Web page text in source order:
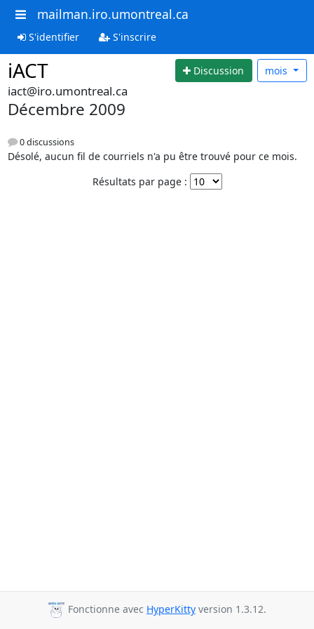
mailman.iro.umontreal.ca
S'identifier S'inscrire
iACT Discussion mois
iact@iro.umontreal.ca
Décembre 2009
0 discussions
Désolé, aucun fil de courriels n'a pu être trouvé pour ce mois.
Résultats par page :
Fonctionne avec HyperKitty version 1.3.12.